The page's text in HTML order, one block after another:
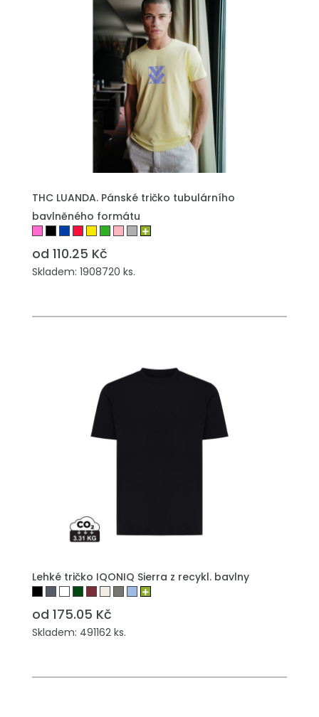
THC LUANDA. Pánské tričko tubulárního
bavlněného formátu
od 110.25 Kč
Skladem: 1908720 ks.
Lehké tričko IQONIQ Sierra z recykl. bavlny
od 175.05 Kč
Skladem: 491162 ks.